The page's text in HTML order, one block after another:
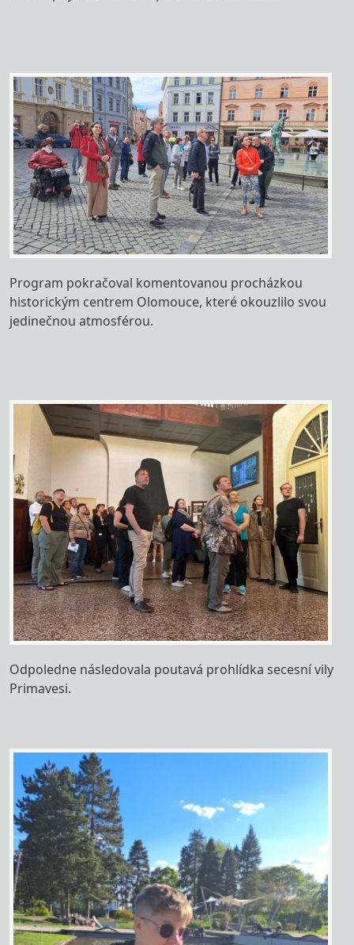
Image
Program pokračoval komentovanou procházkou
historickým centrem Olomouce, které okouzlilo svou
jedinečnou atmosférou.
Image
Odpoledne následovala poutavá prohlídka secesní vily
Primavesi.
Image